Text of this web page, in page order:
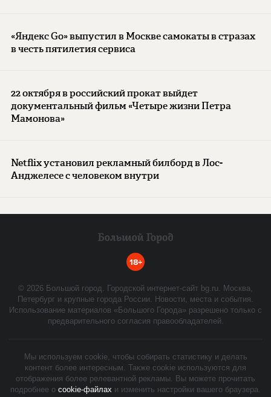
«Яндекс Go» выпустил в Москве самокаты в стразах
в честь пятилетия сервиса
22 октября в российский прокат выйдет
документальный фильм «Четыре жизни Петра
Мамонова»
Netflix установил рекламный билборд в Лос-
Анджелесе с человеком внутри
18+
© 2026 Большой город. Городской интернет-сайт bg.ru. Москва,
Петербург и крупные города России. Новости, места и события.
Использование материалов «Большого Города» разрешено только с
предварительного согласия правообладателей.
Мы используем cookie, чтобы собирать статистику и делать
контент более интересным. Также cookie используются для
отображения более релевантной рекламы. Вы можете прочитать
подробнее о cookie-файлах и изменить настройки вашего браузера.